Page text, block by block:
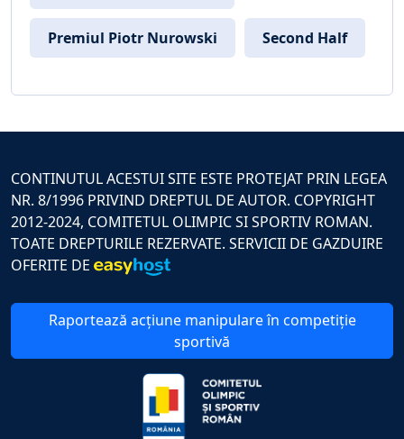
Premiul Piotr Nurowski Second Half
CONTINUTUL ACESTUI SITE ESTE PROTEJAT PRIN LEGEA
NR. 8/1996 PRIVIND DREPTUL DE AUTOR. COPYRIGHT
2012-2024, COMITETUL OLIMPIC SI SPORTIV ROMAN.
TOATE DREPTURILE REZERVATE. SERVICII DE GAZDUIRE
OFERITE DE
Raportează acțiune manipulare în competiție
sportivă